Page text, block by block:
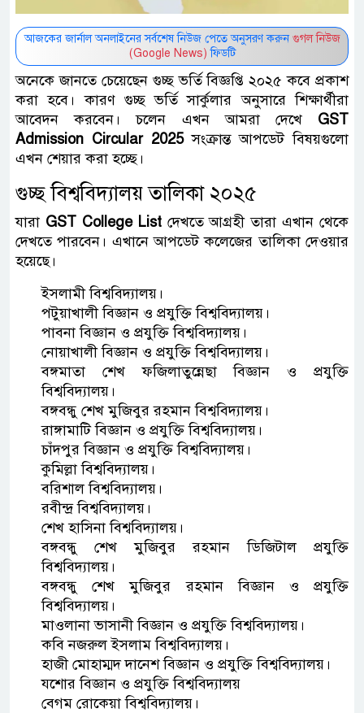
আজকের জার্নাল অনলাইনের সর্বশেষ নিউজ পেতে অনুসরণ করুন গুগল নিউজ
(Google News) ফিডটি
অনেকে জানতে চেয়েছেন গুচ্ছ ভর্তি বিজ্ঞপ্তি ২০২৫ কবে প্রকাশ
করা হবে। কারণ গুচ্ছ ভর্তি সার্কুলার অনুসারে শিক্ষার্থীরা
আবেদন করবেন। চলেন এখন আমরা দেখে‌GST
Admission Circular 2025সংক্রান্ত আপডেট বিষয়গুলো
এখন শেয়ার করা হচ্ছে।
গুচ্ছ বিশ্ববিদ্যালয় তালিকা ২০২৫
যারা GST College Listদেখতে আগ্রহী তারা এখান থেকে
দেখতে পারবেন। এখানে আপডেট কলেজের তালিকা দেওয়ার
হয়েছে।
ইসলামী বিশ্ববিদ্যালয়।
পটুয়াখালী বিজ্ঞান ও প্রযুক্তি বিশ্ববিদ্যালয়।
পাবনা বিজ্ঞান ও প্রযুক্তি বিশ্ববিদ্যালয়।
নোয়াখালী বিজ্ঞান ও প্রযুক্তি বিশ্ববিদ্যালয়।
বঙ্গমাতা শেখ ফজিলাতুন্নেছা বিজ্ঞান ও প্রযুক্তি
বিশ্ববিদ্যালয়।
বঙ্গবন্ধু শেখ মুজিবুর রহমান বিশ্ববিদ্যালয়।
রাঙ্গামাটি বিজ্ঞান ও প্রযুক্তি বিশ্ববিদ্যালয়।
চাঁদপুর বিজ্ঞান ও প্রযুক্তি বিশ্ববিদ্যালয়।
কুমিল্লা বিশ্ববিদ্যালয়।
বরিশাল বিশ্ববিদ্যালয়।
রবীন্দ্র বিশ্ববিদ্যালয়।
শেখ হাসিনা বিশ্ববিদ্যালয়।
বঙ্গবন্ধু শেখ মুজিবুর রহমান ডিজিটাল প্রযুক্তি
বিশ্ববিদ্যালয়।
বঙ্গবন্ধু শেখ মুজিবুর রহমান বিজ্ঞান ও প্রযুক্তি
বিশ্ববিদ্যালয়।
মাওলানা ভাসানী বিজ্ঞান ও প্রযুক্তি বিশ্ববিদ্যালয়।
কবি নজরুল ইসলাম বিশ্ববিদ্যালয়।
হাজী মোহাম্মদ দানেশ বিজ্ঞান ও প্রযুক্তি বিশ্ববিদ্যালয়।
যশোর বিজ্ঞান ও প্রযুক্তি বিশ্ববিদ্যালয়
বেগম রোকেয়া বিশ্ববিদ্যালয়।